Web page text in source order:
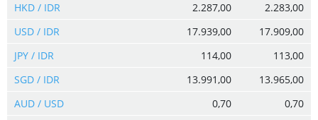
HKD / IDR
2.287,00
2.283,00
USD / IDR
17.939,00
17.909,00
JPY / IDR
114,00
113,00
SGD / IDR
13.991,00
13.965,00
AUD / USD
0,70
0,70